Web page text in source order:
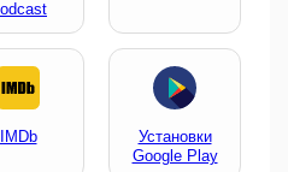
IMDb
Установки
Google Play